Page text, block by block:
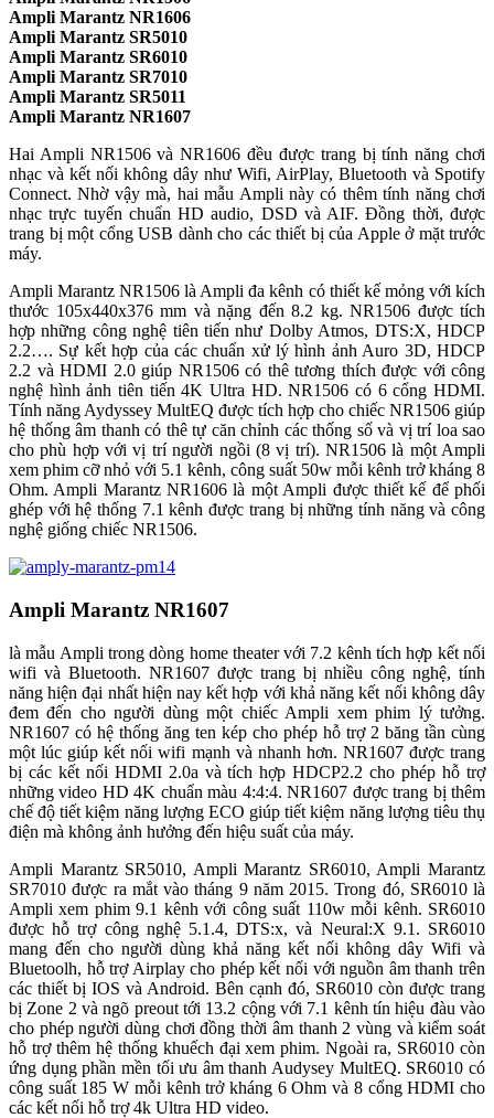
Ampli Marantz NR1606
Ampli Marantz SR5010
Ampli Marantz SR6010
Ampli Marantz SR7010
Ampli Marantz SR5011
Ampli Marantz NR1607
Hai Ampli NR1506 và NR1606 đều được trang bị tính năng chơi
nhạc và kết nối không dây như Wifi, AirPlay, Bluetooth và Spotify
Connect. Nhờ vậy mà, hai mẫu Ampli này có thêm tính năng chơi
nhạc trực tuyến chuẩn HD audio, DSD và AIF. Đồng thời, được
trang bị một cổng USB dành cho các thiết bị của Apple ở mặt trước
máy.
Ampli Marantz NR1506 là Ampli đa kênh có thiết kế mỏng với kích
thước 105x440x376 mm và nặng đến 8.2 kg. NR1506 được tích
hợp những công nghệ tiên tiến như Dolby Atmos, DTS:X, HDCP
2.2…. Sự kết hợp của các chuẩn xử lý hình ảnh Auro 3D, HDCP
2.2 và HDMI 2.0 giúp NR1506 có thê tương thích được với công
nghệ hình ảnh tiên tiến 4K Ultra HD. NR1506 có 6 cổng HDMI.
Tính năng Aydyssey MultEQ được tích hợp cho chiếc NR1506 giúp
hệ thống âm thanh có thê tự căn chỉnh các thống số và vị trí loa sao
cho phù hợp với vị trí người ngồi (8 vị trí). NR1506 là một Ampli
xem phim cỡ nhỏ với 5.1 kênh, công suất 50w mỗi kênh trở kháng 8
Ohm. Ampli Marantz NR1606 là một Ampli được thiết kế để phối
ghép với hệ thống 7.1 kênh được trang bị những tính năng và công
nghệ giống chiếc NR1506.
Ampli Marantz NR1607
là mẫu Ampli trong dòng home theater với 7.2 kênh tích hợp kết nối
wifi và Bluetooth. NR1607 được trang bị nhiều công nghệ, tính
năng hiện đại nhất hiện nay kết hợp với khả năng kết nối không dây
đem đến cho người dùng một chiếc Ampli xem phim lý tưởng.
NR1607 có hệ thống ăng ten kép cho phép hỗ trợ 2 băng tần cùng
một lúc giúp kết nối wifi mạnh và nhanh hơn. NR1607 được trang
bị các kết nối HDMI 2.0a và tích hợp HDCP2.2 cho phép hỗ trợ
những video HD 4K chuẩn màu 4:4:4. NR1607 được trang bị thêm
chế độ tiết kiệm năng lượng ECO giúp tiết kiệm năng lượng tiêu thụ
điện mà không ảnh hưởng đến hiệu suất của máy.
Ampli Marantz SR5010, Ampli Marantz SR6010, Ampli Marantz
SR7010 được ra mắt vào tháng 9 năm 2015. Trong đó, SR6010 là
Ampli xem phim 9.1 kênh với công suất 110w mỗi kênh. SR6010
được hỗ trợ công nghệ 5.1.4, DTS:x, và Neural:X 9.1. SR6010
mang đến cho người dùng khả năng kết nối không dây Wifi và
Bluetoolh, hỗ trợ Airplay cho phép kết nối với nguồn âm thanh trên
các thiết bị IOS và Android. Bên cạnh đó, SR6010 còn được trang
bị Zone 2 và ngõ preout tới 13.2 cộng với 7.1 kênh tín hiệu đàu vào
cho phép người dùng chơi đồng thời âm thanh 2 vùng và kiểm soát
hỗ trợ thêm hệ thống khuếch đại xem phim. Ngoài ra, SR6010 còn
ứng dụng phần mền tối ưu âm thanh Audysey MultEQ. SR6010 có
công suất 185 W mỗi kênh trở kháng 6 Ohm và 8 cổng HDMI cho
các kết nối hỗ trợ 4k Ultra HD video.